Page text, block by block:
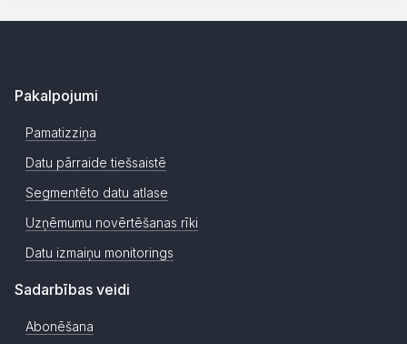
Pakalpojumi
Pamatizziņa
Datu pārraide tiešsaistē
Segmentēto datu atlase
Uzņēmumu novērtēšanas rīki
Datu izmaiņu monitorings
Sadarbības veidi
Abonēšana